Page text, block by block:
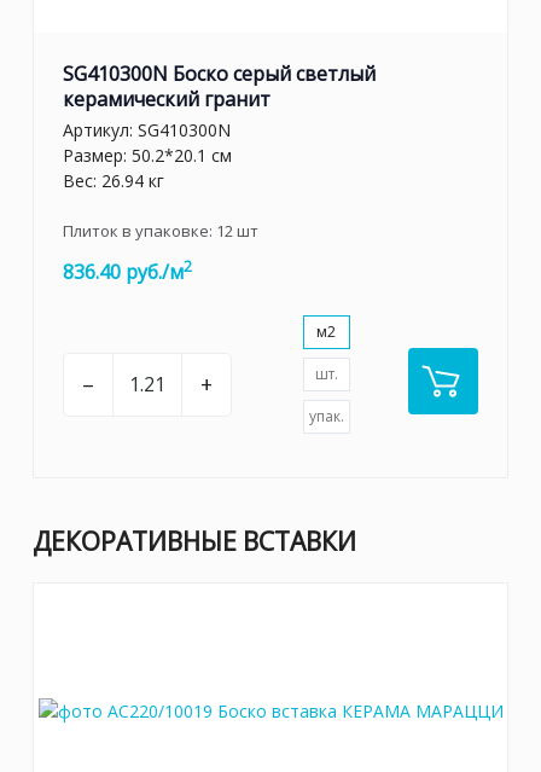
SG410300N Боско серый светлый
керамический гранит
Артикул: SG410300N
Размер: 50.2*20.1 см
Вес: 26.94 кг
Плиток в упаковке: 12шт
836.40 руб./м2
– +
м2
шт.
упак.
ДЕКОРАТИВНЫЕ ВСТАВКИ